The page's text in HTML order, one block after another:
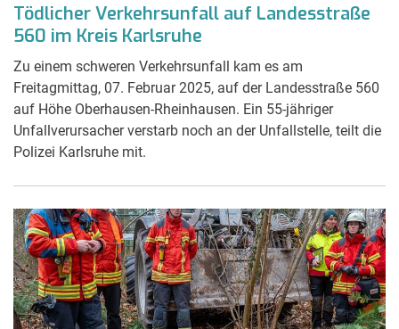
Tödlicher Verkehrsunfall auf Landesstraße
560 im Kreis Karlsruhe
Zu einem schweren Verkehrsunfall kam es am
Freitagmittag, 07. Februar 2025, auf der Landesstraße 560
auf Höhe Oberhausen-Rheinhausen. Ein 55-jähriger
Unfallverursacher verstarb noch an der Unfallstelle, teilt die
Polizei Karlsruhe mit.